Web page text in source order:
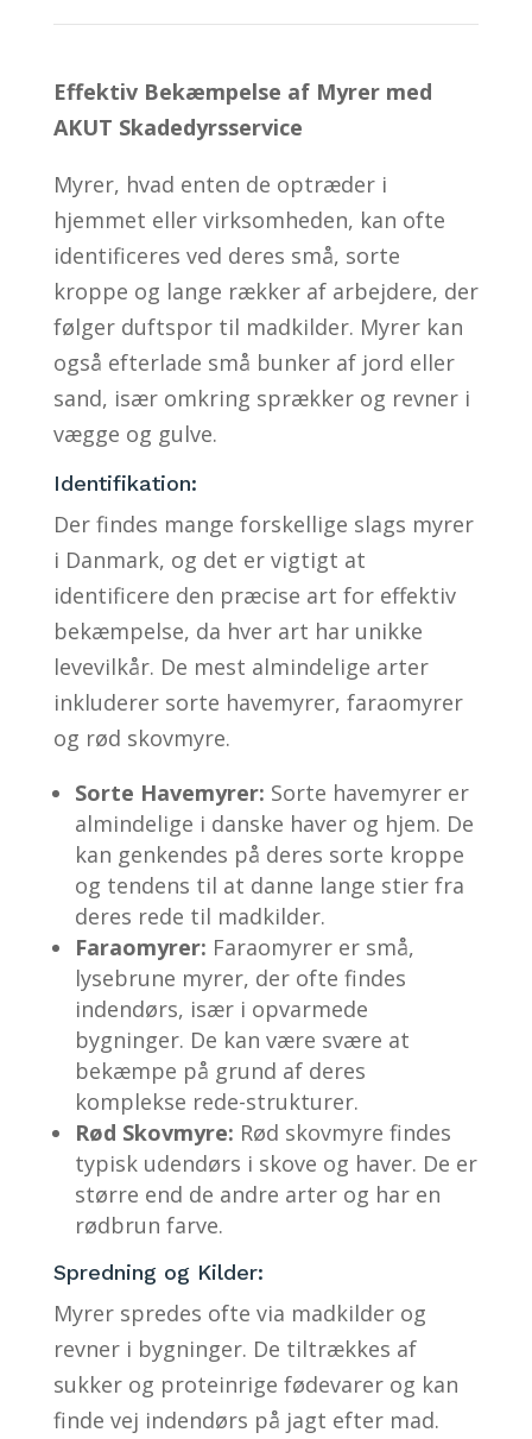
Effektiv Bekæmpelse af Myrer med
AKUT Skadedyrsservice
Myrer, hvad enten de optræder i
hjemmet eller virksomheden, kan ofte
identificeres ved deres små, sorte
kroppe og lange rækker af arbejdere, der
følger duftspor til madkilder. Myrer kan
også efterlade små bunker af jord eller
sand, især omkring sprækker og revner i
vægge og gulve.
Identifikation:
Der findes mange forskellige slags myrer
i Danmark, og det er vigtigt at
identificere den præcise art for effektiv
bekæmpelse, da hver art har unikke
levevilkår. De mest almindelige arter
inkluderer sorte havemyrer, faraomyrer
og rød skovmyre.
Sorte Havemyrer: Sorte havemyrer er
almindelige i danske haver og hjem. De
kan genkendes på deres sorte kroppe
og tendens til at danne lange stier fra
deres rede til madkilder.
Faraomyrer: Faraomyrer er små,
lysebrune myrer, der ofte findes
indendørs, især i opvarmede
bygninger. De kan være svære at
bekæmpe på grund af deres
komplekse rede-strukturer.
Rød Skovmyre: Rød skovmyre findes
typisk udendørs i skove og haver. De er
større end de andre arter og har en
rødbrun farve.
Spredning og Kilder:
Myrer spredes ofte via madkilder og
revner i bygninger. De tiltrækkes af
sukker og proteinrige fødevarer og kan
finde vej indendørs på jagt efter mad.